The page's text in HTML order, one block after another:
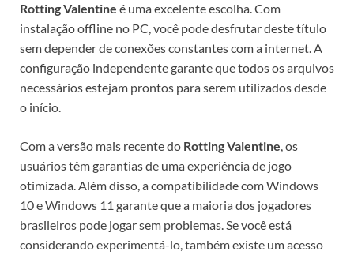
Rotting Valentine é uma excelente escolha. Com
instalação offline no PC, você pode desfrutar deste título
sem depender de conexões constantes com a internet. A
configuração independente garante que todos os arquivos
necessários estejam prontos para serem utilizados desde
o início.
Com a versão mais recente do Rotting Valentine, os
usuários têm garantias de uma experiência de jogo
otimizada. Além disso, a compatibilidade com Windows
10 e Windows 11 garante que a maioria dos jogadores
brasileiros pode jogar sem problemas. Se você está
considerando experimentá-lo, também existe um acesso